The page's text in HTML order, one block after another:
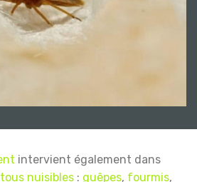
intervient également dans
tous nuisibles : guêpes, fourmis,